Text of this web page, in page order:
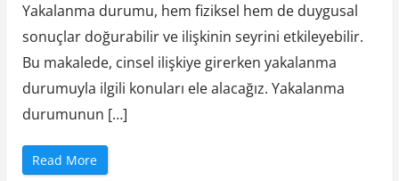
Yakalanma durumu, hem fiziksel hem de duygusal
sonuçlar doğurabilir ve ilişkinin seyrini etkileyebilir.
Bu makalede, cinsel ilişkiye girerken yakalanma
durumuyla ilgili konuları ele alacağız. Yakalanma
durumunun […]
Read More“
C